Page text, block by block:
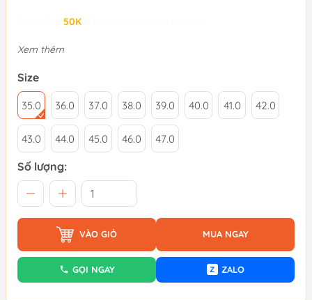
50K
Xem thêm
Size
35.0 36.0 37.0 38.0 39.0 40.0 41.0 42.0
43.0 44.0 45.0 46.0 47.0
Số lượng:
VÀO GIỎ MUA NGAY
GỌI NGAY Z ZALO